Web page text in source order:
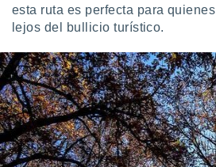
esta ruta es perfecta para
lejos del bullicio turístico.